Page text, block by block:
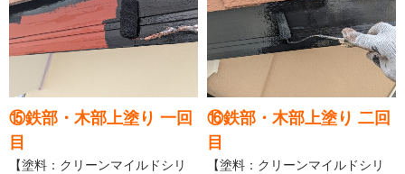
⑮鉄部・木部上塗り 一回
目
【塗料：クリーンマイルドシリ
⑯鉄部・木部上塗り 二回
目
【塗料：クリーンマイルドシリ